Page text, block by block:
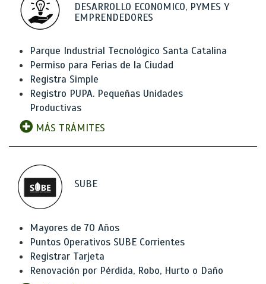
DESARROLLO ECONOMICO, PYMES Y
EMPRENDEDORES
Parque Industrial Tecnológico Santa Catalina
Permiso para Ferias de la Ciudad
Registra Simple
Registro PUPA. Pequeñas Unidades
Productivas
MÁS TRÁMITES
SUBE
Mayores de 70 Años
Puntos Operativos SUBE Corrientes
Registrar Tarjeta
Renovación por Pérdida, Robo, Hurto o Daño